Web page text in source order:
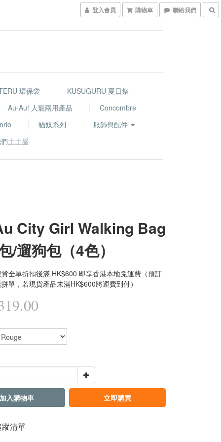
登入會員 購物車 聯絡我們
環保袋
KUSUGURU 夏日祭
Au-Au! 人寵兩用產品
Concombre
貓奴系列
服飾與配件
土土屋
City Girl Walking Bag
/遛狗包（4色）
全單折扣後滿 HK$600 即享香港本地免運費（預訂
單，若現貨產品未滿HK$600將運費到付）
加入購物車 立即購買
清單